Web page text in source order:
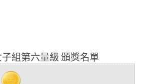
組第六量級 頒獎名單